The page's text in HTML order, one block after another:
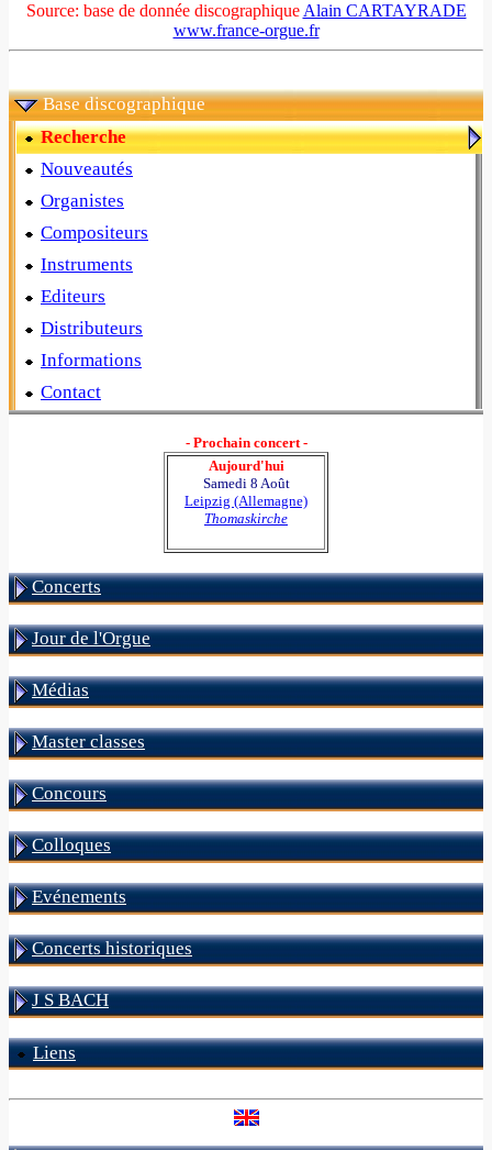
Source: base de donnée discographique Alain CARTAYRADE
www.france-orgue.fr
Base discographique
Recherche
Nouveautés
Organistes
Compositeurs
Instruments
Editeurs
Distributeurs
Informations
Contact
- Prochain concert -
Aujourd'hui
Samedi 8 Août
Leipzig (Allemagne)
Thomaskirche
Concerts
Jour de l'Orgue
Médias
Master classes
Concours
Colloques
Evénements
Concerts historiques
J S BACH
Liens